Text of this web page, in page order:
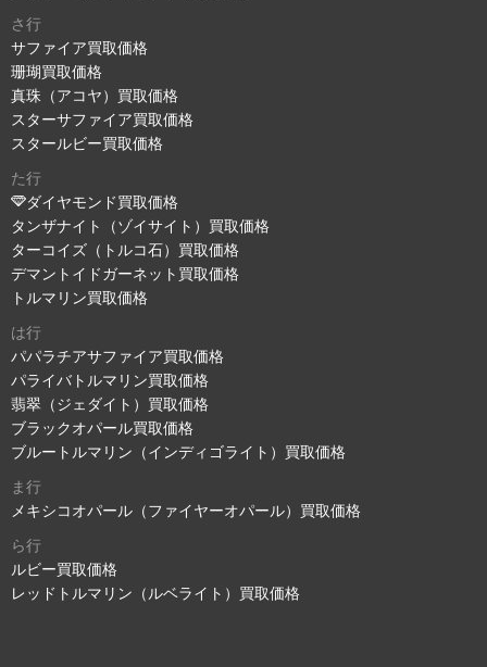
さ行
サファイア買取価格
珊瑚買取価格
真珠（アコヤ）買取価格
スターサファイア買取価格
スタールビー買取価格
た行
ダイヤモンド買取価格
タンザナイト（ゾイサイト）買取価格
ターコイズ（トルコ石）買取価格
デマントイドガーネット買取価格
トルマリン買取価格
は行
パパラチアサファイア買取価格
パライバトルマリン買取価格
翡翠（ジェダイト）買取価格
ブラックオパール買取価格
ブルートルマリン（インディゴライト）買取価格
ま行
メキシコオパール（ファイヤーオパール）買取価格
ら行
ルビー買取価格
レッドトルマリン（ルベライト）買取価格